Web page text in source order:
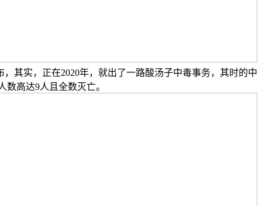
其实，正在2020年，就出了一路酸汤子中毒事务，其时的中
数高达9人且全数灭亡。